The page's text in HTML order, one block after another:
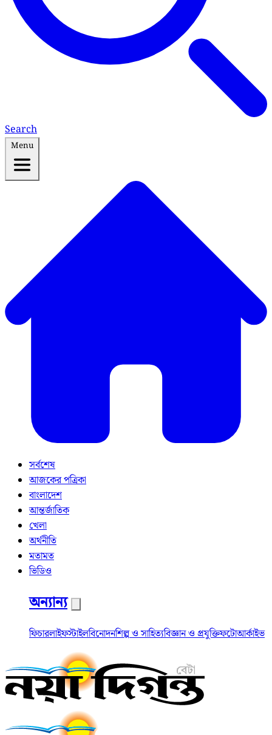
Search
Menu
সর্বশেষ
আজকের পত্রিকা
বাংলাদেশ
আন্তর্জাতিক
খেলা
অর্থনীতি
মতামত
ভিডিও
অন্যান্য
ফিচারলাইফস্টাইলবিনোদনশিল্প ও সাহিত্যবিজ্ঞান ও প্রযুক্তিফটোআর্কাইভ